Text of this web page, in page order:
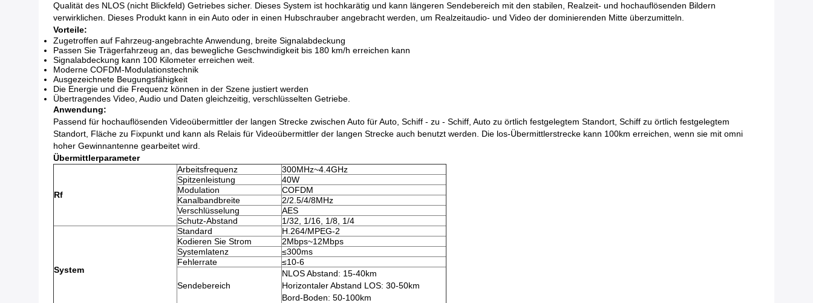
Qualität des NLOS (nicht Blickfeld) Getriebes sicher. Dieses System ist hochkarätig und kann längeren Sendebereich mit den stabilen, Realzeit- und hochauflösenden Bildern
verwirklichen. Dieses Produkt kann in ein Auto oder in einen Hubschrauber angebracht werden, um Realzeitaudio- und Video der dominierenden Mitte überzumitteln.
Vorteile:
Zugetroffen auf Fahrzeug-angebrachte Anwendung, breite Signalabdeckung
Passen Sie Trägerfahrzeug an, das bewegliche Geschwindigkeit bis 180 km/h erreichen kann
Signalabdeckung kann 100 Kilometer erreichen weit.
Moderne COFDM-Modulationstechnik
Ausgezeichnete Beugungsfähigkeit
Die Energie und die Frequenz können in der Szene justiert werden
Übertragendes Video, Audio und Daten gleichzeitig, verschlüsselten Getriebe.
Anwendung:
Passend für hochauflösenden Videoübermittler der langen Strecke zwischen Auto für Auto, Schiff - zu - Schiff, Auto zu örtlich festgelegtem Standort, Schiff zu örtlich festgelegtem
Standort, Fläche zu Fixpunkt und kann als Relais für Videoübermittler der langen Strecke auch benutzt werden. Die los-Übermittlerstrecke kann 100km erreichen, wenn sie mit omni
hoher Gewinnantenne gearbeitet wird.
Übermittlerparameter
Rf
Arbeitsfrequenz
300MHz~4.4GHz
Spitzenleistung
40W
Modulation
COFDM
Kanalbandbreite
2/2.5/4/8MHz
Verschlüsselung
AES
Schutz-Abstand
1/32, 1/16, 1/8, 1/4
System
Standard
H.264/MPEG-2
Kodieren Sie Strom
2Mbps~12Mbps
Systemlatenz
≤300ms
Fehlerrate
≤10-6
Sendebereich
NLOS Abstand: 15-40km
Horizontaler Abstand LOS: 30-50km
Bord-Boden: 50-100km